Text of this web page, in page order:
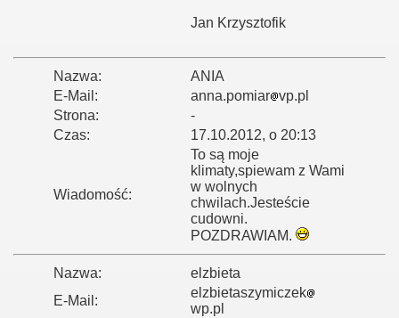
Jan Krzysztofik
Nazwa:
ANIA
E-Mail:
anna.pomiar vp.pl
Strona:
-
Czas:
17.10.2012, o 20:13
Wiadomość:
To są moje
klimaty,spiewam z Wami
w wolnych
chwilach.Jesteście
cudowni.
POZDRAWIAM.
Nazwa:
elzbieta
E-Mail:
elzbietaszymiczek
wp.pl